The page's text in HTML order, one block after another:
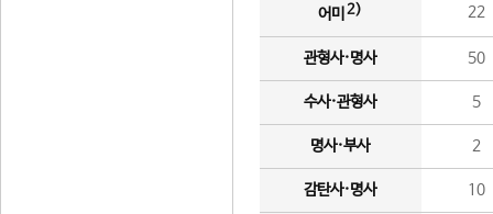
어미 2) 22
관형사·명사 50
수사·관형사 5
명사·부사 2
감탄사·명사 10